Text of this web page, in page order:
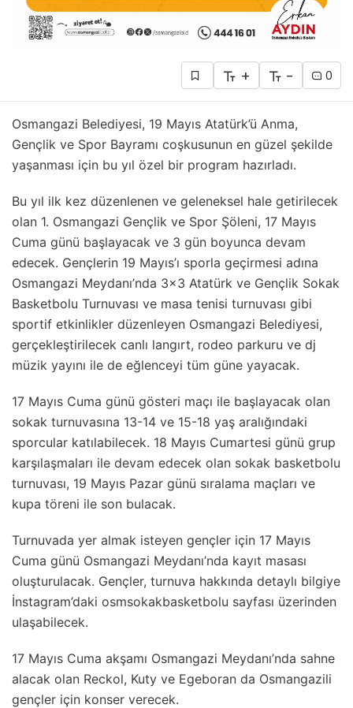
+ - 0
Osmangazi Belediyesi, 19 Mayıs Atatürk’ü Anma,
Gençlik ve Spor Bayramı coşkusunun en güzel şekilde
yaşanması için bu yıl özel bir program hazırladı.
Bu yıl ilk kez düzenlenen ve geleneksel hale getirilecek
olan 1. Osmangazi Gençlik ve Spor Şöleni, 17 Mayıs
Cuma günü başlayacak ve 3 gün boyunca devam
edecek. Gençlerin 19 Mayıs’ı sporla geçirmesi adına
Osmangazi Meydanı’nda 3×3 Atatürk ve Gençlik Sokak
Basketbolu Turnuvası ve masa tenisi turnuvası gibi
sportif etkinlikler düzenleyen Osmangazi Belediyesi,
gerçekleştirilecek canlı langırt, rodeo parkuru ve dj
müzik yayını ile de eğlenceyi tüm güne yayacak.
17 Mayıs Cuma günü gösteri maçı ile başlayacak olan
sokak turnuvasına 13-14 ve 15-18 yaş aralığındaki
sporcular katılabilecek. 18 Mayıs Cumartesi günü grup
karşılaşmaları ile devam edecek olan sokak basketbolu
turnuvası, 19 Mayıs Pazar günü sıralama maçları ve
kupa töreni ile son bulacak.
Turnuvada yer almak isteyen gençler için 17 Mayıs
Cuma günü Osmangazi Meydanı’nda kayıt masası
oluşturulacak. Gençler, turnuva hakkında detaylı bilgiye
İnstagram’daki osmsokakbasketbolu sayfası üzerinden
ulaşabilecek.
17 Mayıs Cuma akşamı Osmangazi Meydanı’nda sahne
alacak olan Reckol, Kuty ve Egeboran da Osmangazili
gençler için konser verecek.